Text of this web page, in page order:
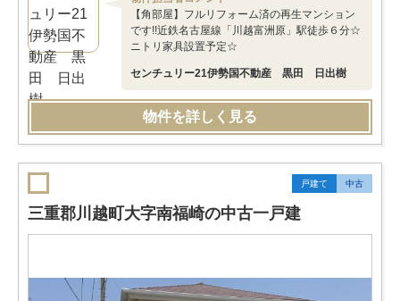
【角部屋】フルリフォーム済の再生マンション
です!!近鉄名古屋線「川越富洲原」駅徒歩６分☆
ニトリ家具設置予定☆
センチュリー21伊勢国不動産 黒田 日出樹
物件を詳しく見る
戸建て 中古
三重郡川越町大字南福崎の中古一戸建